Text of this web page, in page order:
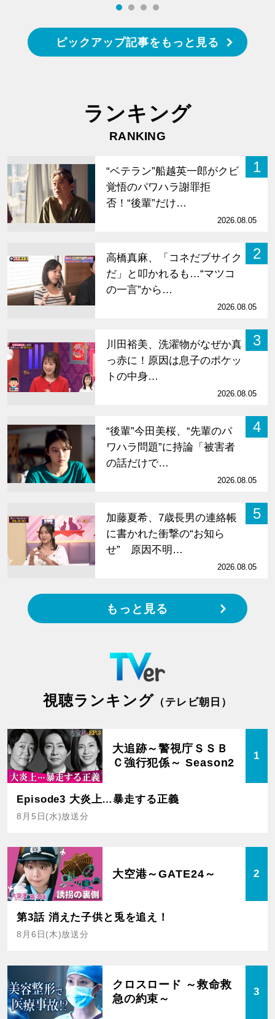
ピックアップ記事をもっと見る
ランキング
RANKING
1
“ベテラン”船越英一郎がクビ
覚悟のパワハラ謝罪拒
否！“後輩”だけ…
2026.08.05
2
高橋真麻、「コネだブサイク
だ」と叩かれるも…“マツコ
の一言”から…
2026.08.05
3
川田裕美、洗濯物がなぜか真
っ赤に！原因は息子のポケッ
トの中身…
2026.08.05
4
“後輩”今田美桜、“先輩のパ
ワハラ問題”に持論「被害者
の話だけで…
2026.08.05
5
加藤夏希、7歳長男の連絡帳
に書かれた衝撃の“お知ら
せ” 原因不明…
2026.08.05
もっと見る
視聴ランキング （テレビ朝日）
大追跡～警視庁ＳＳＢ
Ｃ強行犯係～ Season2
1
Episode3 大炎上…暴走する正義
8月5日(水)放送分
大空港～GATE24～ 2
第3話 消えた子供と兎を追え！
8月6日(木)放送分
クロスロード ～救命救
急の約束～
3